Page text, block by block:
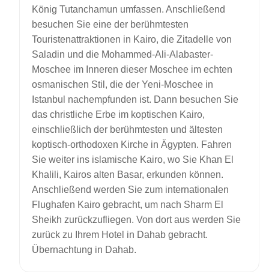
König Tutanchamun umfassen. Anschließend
besuchen Sie eine der berühmtesten
Touristenattraktionen in Kairo, die Zitadelle von
Saladin und die Mohammed-Ali-Alabaster-
Moschee im Inneren dieser Moschee im echten
osmanischen Stil, die der Yeni-Moschee in
Istanbul nachempfunden ist. Dann besuchen Sie
das christliche Erbe im koptischen Kairo,
einschließlich der berühmtesten und ältesten
koptisch-orthodoxen Kirche in Ägypten. Fahren
Sie weiter ins islamische Kairo, wo Sie Khan El
Khalili, Kairos alten Basar, erkunden können.
Anschließend werden Sie zum internationalen
Flughafen Kairo gebracht, um nach Sharm El
Sheikh zurückzufliegen. Von dort aus werden Sie
zurück zu Ihrem Hotel in Dahab gebracht.
Übernachtung in Dahab.